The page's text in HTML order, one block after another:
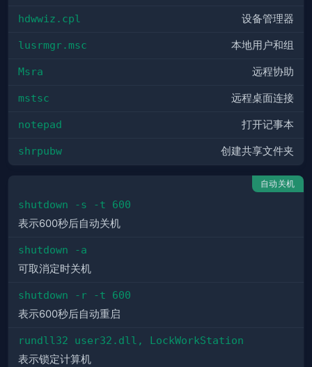
hdwwiz.cpl 设备管理器
lusrmgr.msc 本地用户和组
Msra 远程协助
mstsc 远程桌面连接
notepad 打开记事本
shrpubw 创建共享文件夹
自动关机
shutdown -s -t 600
表示600秒后自动关机
shutdown -a
可取消定时关机
shutdown -r -t 600
表示600秒后自动重启
rundll32 user32.dll, LockWorkStation
表示锁定计算机